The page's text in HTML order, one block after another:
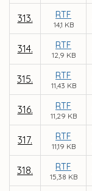
313. RTF
14,1 KB
314. RTF
12,9 KB
315. RTF
11,43 KB
316. RTF
11,29 KB
317. RTF
11,19 KB
318. RTF
15,38 KB